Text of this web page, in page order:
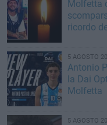
Molfetta
ricordo
5 AGOSTO
Antonio
la Dai
Molfetta
5 AGOSTO